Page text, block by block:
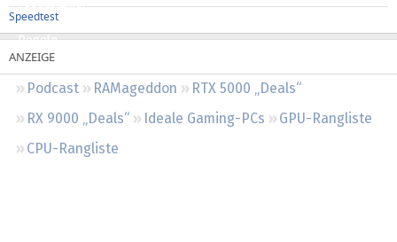
Leserartikel
Regeln
Podcast RAMageddon
RTX 5000 „Deals“
RX 9000 „Deals“
Ideale Gaming-PCs
GPU-Rangliste
CPU-Rangliste
Speedtest